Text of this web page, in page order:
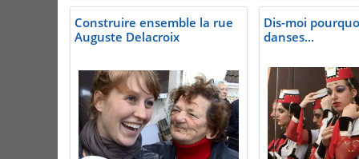
Construire ensemble la rue
Auguste Delacroix
Dis-moi
danses...